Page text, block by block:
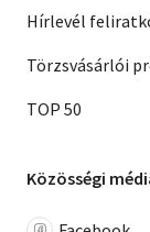
Hírlevél
Törzsvásárlói
TOP 50
Közösségi